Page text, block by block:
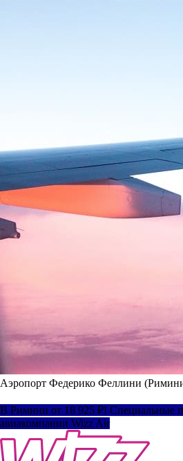
Аэропорт Федерико Феллини
В Римини от 18 925 ₽! Специальные
авиакомпании Wizz Air